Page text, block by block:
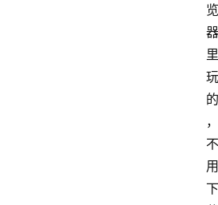
览
器
里
玩
的
，
不
用
下